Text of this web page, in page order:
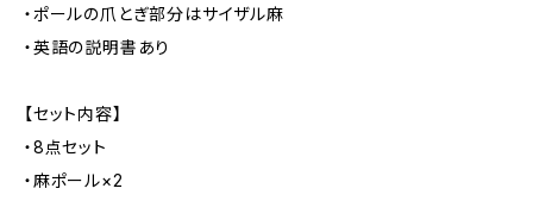
・ポールの爪とぎ部分はサイザル麻
・英語の説明書あり
【セット内容】
・8点セット
・麻ポール×2